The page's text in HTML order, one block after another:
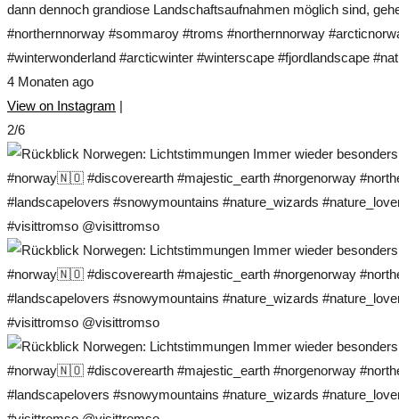
dann dennoch grandiose Landschaftsaufnahmen möglich sind,
#northernnorway #sommaroy #troms #northernnorway
#winterwonderland #arcticwinter #winterscape #fjordlandscape
4 Monaten ago
View on Instagram |
2/6